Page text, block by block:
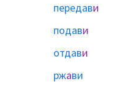
передави
подави
отдави
ржави